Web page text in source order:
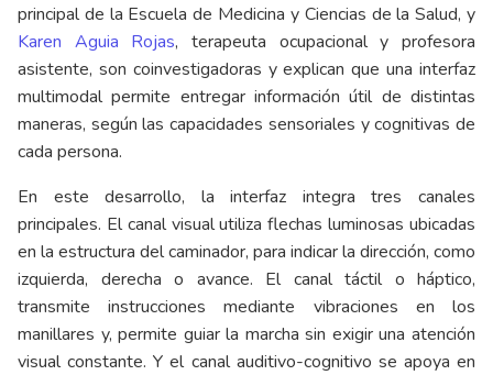
principal de la Escuela de Medicina y Ciencias de la Salud, y
Karen Aguia Rojas, terapeuta ocupacional y profesora
asistente, son coinvestigadoras y explican que una interfaz
multimodal permite entregar información útil de distintas
maneras, según las capacidades sensoriales y cognitivas de
cada persona.
En este desarrollo, la interfaz integra tres canales
principales. El canal visual utiliza flechas luminosas ubicadas
en la estructura del caminador, para indicar la dirección, como
izquierda, derecha o avance. El canal táctil o háptico,
transmite instrucciones mediante vibraciones en los
manillares y, permite guiar la marcha sin exigir una atención
visual constante. Y el canal auditivo-cognitivo se apoya en